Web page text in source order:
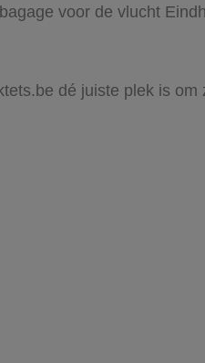
voor de vlucht
dé juiste plek is om